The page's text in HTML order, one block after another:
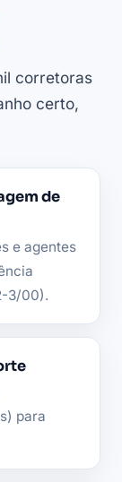
corretoras
certo,
de
e agentes
3/00).
para